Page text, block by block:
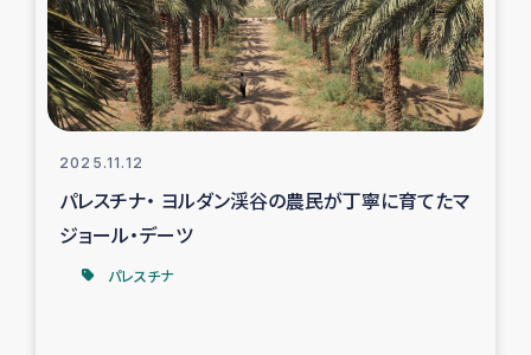
ふりかけ普及と食生活改善による栄養改善事業
フェアトレード事業
女性の生計向上を通じた子どもの栄養改善事業
2025.11.12
パレスチナ・ ヨルダン渓谷の農民が丁寧に育てたマ
ジョール・デーツ
パレスチナ